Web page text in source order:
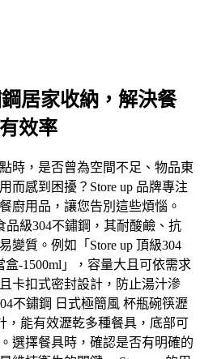
居家收納，解決餐
效率
時，是否曾為空間不足、物品東
而感到困擾？Store up 品牌專注
廚用品，讓您告別這些煩惱。
品級304不鏽鋼，其耐酸鹼、抗
變質。例如「Store up 頂級304
-1500ml」，容量大且可依需求
卡扣式密封設計，防止湯汁滲
不鏽鋼 日式極簡風 杯瓶碗筷瀝
，能有效瀝乾多種餐具，底部可
選擇餐具時，確認是否有明確的